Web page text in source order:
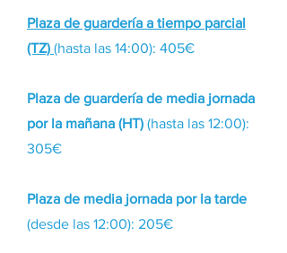
Plaza de guardería a tiempo parcial
(TZ) (hasta las 14:00): 405€
Plaza de guardería de media jornada
por la mañana (HT) (hasta las 12:00):
305€
Plaza de media jornada por la tarde
(desde las 12:00): 205€